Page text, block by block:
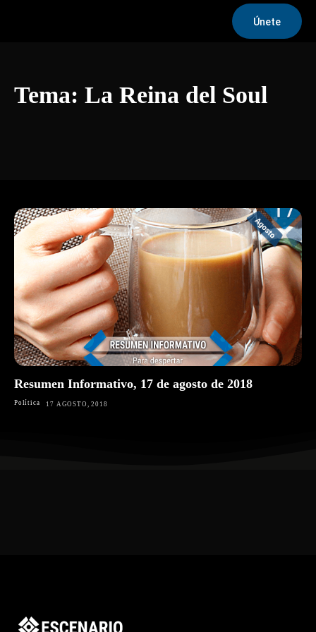
Únete
Tema: La Reina del Soul
Resumen Informativo, 17 de agosto de 2018
Política 17 AGOSTO, 2018